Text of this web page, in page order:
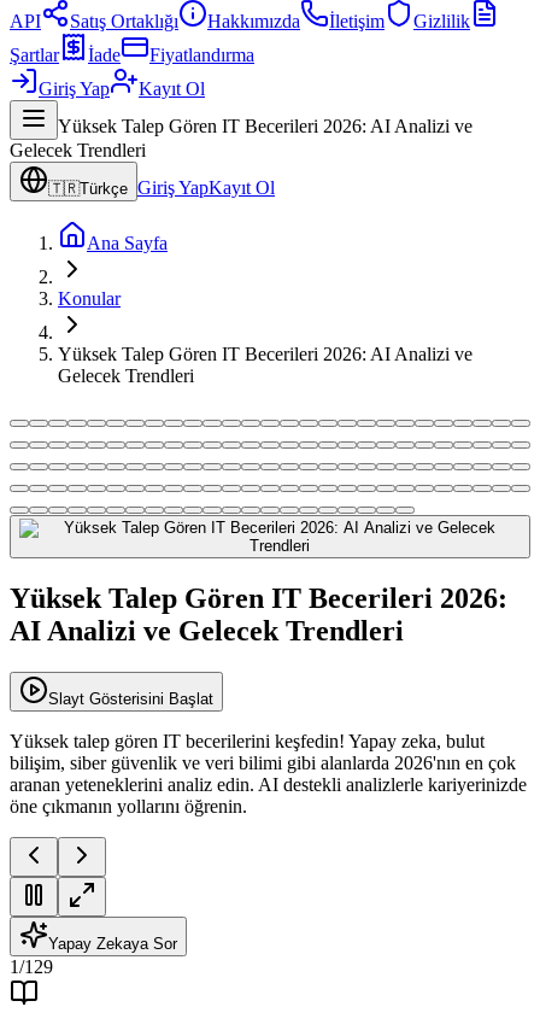
API
Satış Ortaklığı Hakkımızda İletişim
Gizlilik
Şartlar
İade
Fiyatlandırma
Giriş Yap
Kayıt Ol
Yüksek Talep Gören IT Becerileri 2026: AI Analizi ve
Gelecek Trendleri
🇹🇷Türkçe Giriş YapKayıt Ol
Ana Sayfa
Konular
Yüksek Talep Gören IT Becerileri 2026: AI Analizi ve
Gelecek Trendleri
Yüksek Talep Gören IT Becerileri 2026:
AI Analizi ve Gelecek Trendleri
Slayt Gösterisini Başlat
Yüksek talep gören IT becerilerini keşfedin! Yapay zeka, bulut
bilişim, siber güvenlik ve veri bilimi gibi alanlarda 2026'nın en çok
aranan yeteneklerini analiz edin. AI destekli analizlerle kariyerinizde
öne çıkmanın yollarını öğrenin.
Yapay Zekaya Sor
1/129